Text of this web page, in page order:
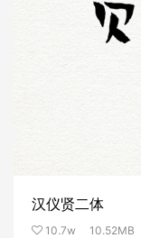
汉仪贤二体
10.7w 10.52MB